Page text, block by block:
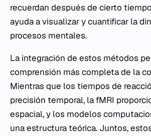
recuerdan después de cierto
ayuda a visualizar y cuantificar la
procesos mentales.
La integración de estos métodos
comprensión más completa de la
Mientras que los tiempos de
precisión temporal, la fMRI
espacial, y los modelos
una estructura teórica. Juntos,